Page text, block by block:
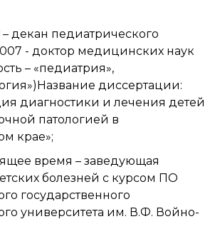
– декан педиатрического
- доктор медицинских наук
– «педиатрия»,
диссертации:
диагностики и лечения детей
патологией в
крае»;
время – заведующая
болезней с курсом ПО
государственного
университета им. В.Ф. Войно-